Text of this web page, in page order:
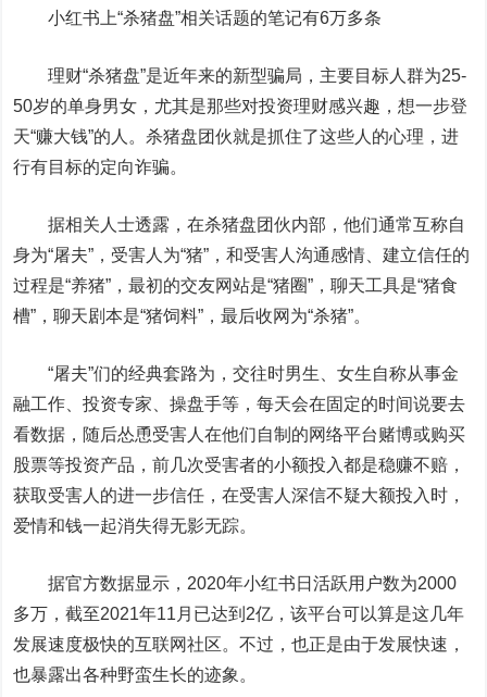
小红书上“杀猪盘”相关话题的笔记有6万多条
理财“杀猪盘”是近年来的新型骗局，主要目标人群为25-
50岁的单身男女，尤其是那些对投资理财感兴趣，想一步登
天“赚大钱”的人。杀猪盘团伙就是抓住了这些人的心理，进
行有目标的定向诈骗。
据相关人士透露，在杀猪盘团伙内部，他们通常互称自
身为“屠夫”，受害人为“猪”，和受害人沟通感情、建立信任的
过程是“养猪”，最初的交友网站是“猪圈”，聊天工具是“猪食
槽”，聊天剧本是“猪饲料”，最后收网为“杀猪”。
“屠夫”们的经典套路为，交往时男生、女生自称从事金
融工作、投资专家、操盘手等，每天会在固定的时间说要去
看数据，随后怂恿受害人在他们自制的网络平台赌博或购买
股票等投资产品，前几次受害者的小额投入都是稳赚不赔，
获取受害人的进一步信任，在受害人深信不疑大额投入时，
爱情和钱一起消失得无影无踪。
据官方数据显示，2020年小红书日活跃用户数为2000
多万，截至2021年11月已达到2亿，该平台可以算是这几年
发展速度极快的互联网社区。不过，也正是由于发展快速，
也暴露出各种野蛮生长的迹象。